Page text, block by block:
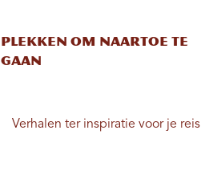
Plekken om naartoe te
gaan
Verhalen ter inspiratie voor je reis